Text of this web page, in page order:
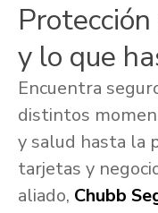
y lo que
Encuentra
distintos
y salud hasta la
tarjetas y
aliado, Chubb